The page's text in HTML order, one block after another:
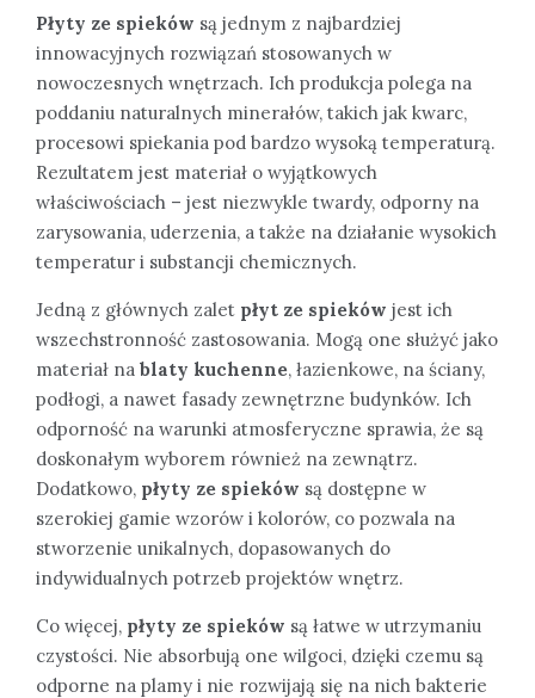
Płyty ze spieków są jednym z najbardziej
innowacyjnych rozwiązań stosowanych w
nowoczesnych wnętrzach. Ich produkcja polega na
poddaniu naturalnych minerałów, takich jak kwarc,
procesowi spiekania pod bardzo wysoką temperaturą.
Rezultatem jest materiał o wyjątkowych
właściwościach – jest niezwykle twardy, odporny na
zarysowania, uderzenia, a także na działanie wysokich
temperatur i substancji chemicznych.
Jedną z głównych zalet płyt ze spieków jest ich
wszechstronność zastosowania. Mogą one służyć jako
materiał na blaty kuchenne, łazienkowe, na ściany,
podłogi, a nawet fasady zewnętrzne budynków. Ich
odporność na warunki atmosferyczne sprawia, że są
doskonałym wyborem również na zewnątrz.
Dodatkowo, płyty ze spieków są dostępne w
szerokiej gamie wzorów i kolorów, co pozwala na
stworzenie unikalnych, dopasowanych do
indywidualnych potrzeb projektów wnętrz.
Co więcej, płyty ze spieków są łatwe w utrzymaniu
czystości. Nie absorbują one wilgoci, dzięki czemu są
odporne na plamy i nie rozwijają się na nich bakterie